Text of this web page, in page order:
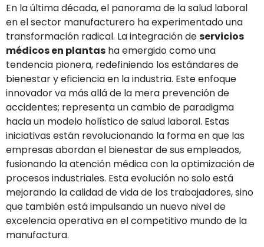
En la última década, el panorama de la salud laboral
en el sector manufacturero ha experimentado una
transformación radical. La integración deservicios
médicos en plantas ha emergido como una
tendencia pionera, redefiniendo los estándares de
bienestar y eficiencia en la industria. Este enfoque
innovador va más allá de la mera prevención de
accidentes; representa un cambio de paradigma
hacia un modelo holístico de salud laboral. Estas
iniciativas están revolucionando la forma en que las
empresas abordan el bienestar de sus empleados,
fusionando la atención médica con la optimización de
procesos industriales. Esta evolución no solo está
mejorando la calidad de vida de los trabajadores, sino
que también está impulsando un nuevo nivel de
excelencia operativa en el competitivo mundo de la
manufactura.